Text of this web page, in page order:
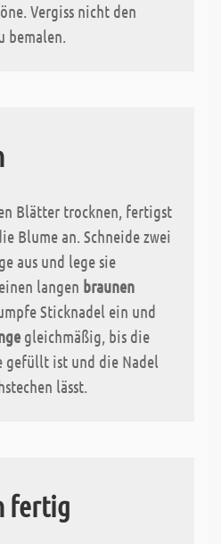
Vergiss nicht den
bemalen.
Blätter trocknen, fertigst
Blume an. Schneide zwei
aus und lege sie
langen braunen
Sticknadel ein und
gleichmäßig, bis die
ist und die Nadel
lässt.
fertig